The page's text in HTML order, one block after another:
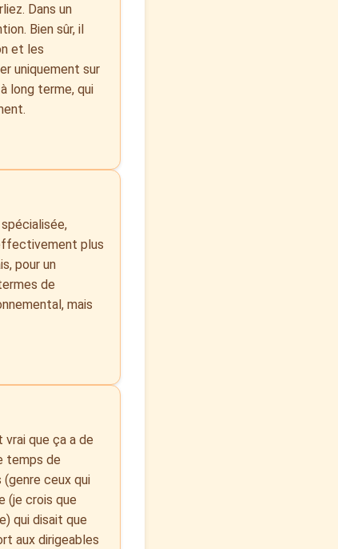
Dans un
Bien sûr, il
et les
uniquement sur
long terme, qui
plus
pour un
de
mais
que ça a de
temps de
ceux qui
(je crois que
qui disait que
aux dirigeables